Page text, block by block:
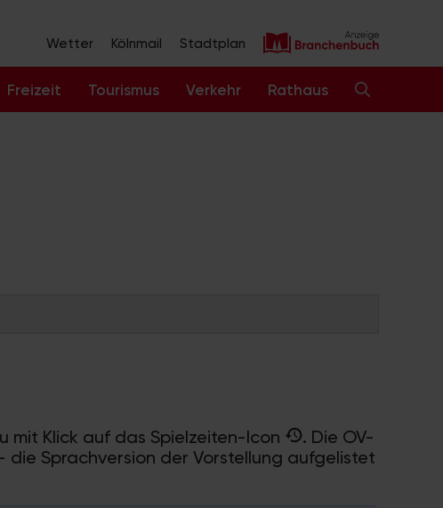
Wetter Kölnmail Stadtplan
Freizeit Tourismus Verkehr Rathaus
Klick auf das Spielzeiten-Icon
. Die OV-
Sprachversion der Vorstellung aufgelistet